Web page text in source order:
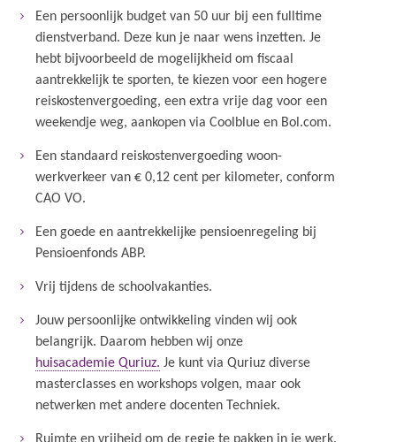
Een persoonlijk budget van 50 uur bij een fulltime
dienstverband. Deze kun je naar wens inzetten. Je
hebt bijvoorbeeld de mogelijkheid om fiscaal
aantrekkelijk te sporten, te kiezen voor een hogere
reiskostenvergoeding, een extra vrije dag voor een
weekendje weg, aankopen via Coolblue en Bol.com.
Een standaard reiskostenvergoeding woon-
werkverkeer van € 0,12 cent per kilometer, conform
CAO VO.
Een goede en aantrekkelijke pensioenregeling bij
Pensioenfonds ABP.
Vrij tijdens de schoolvakanties.
Jouw persoonlijke ontwikkeling vinden wij ook
belangrijk. Daarom hebben wij onze
huisacademie Quriuz. Je kunt via Quriuz diverse
masterclasses en workshops volgen, maar ook
netwerken met andere docenten Techniek.